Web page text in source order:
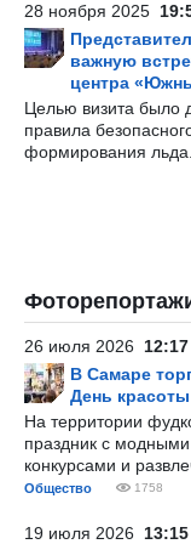
28 ноября 2025
важную
центра
Целью визита было
правила
формирования льда.
26 июля 2026 12:17
В Самаре
День
На территории
праздник с модными
конкурсами и
Общество 1758
19 июля 2026 13:15